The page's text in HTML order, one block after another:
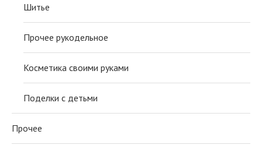
Шитье
Прочее рукодельное
Косметика своими руками
Поделки с детьми
Прочее